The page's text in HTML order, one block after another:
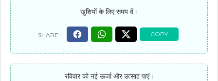
खुशियों के लिए समय दें।
रविवार को नई ऊर्जा और उत्साह पाएं।